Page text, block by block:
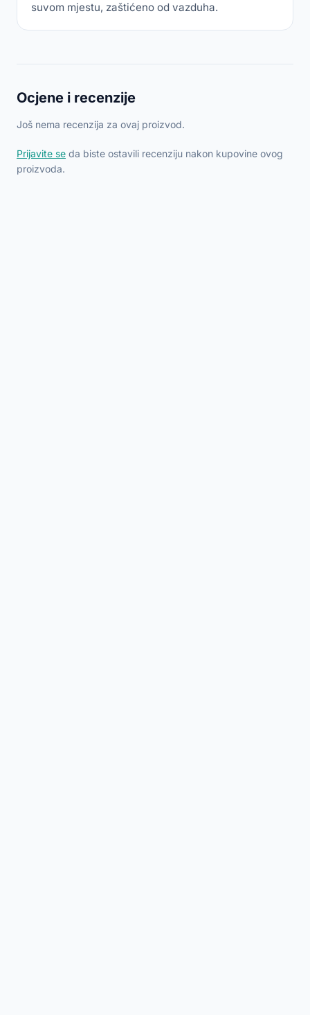
suvom mjestu, zaštićeno od vazduha.
Ocjene i recenzije
Još nema recenzija za ovaj proizvod.
Prijavite se da biste ostavili recenziju nakon kupovine ovog
proizvoda.